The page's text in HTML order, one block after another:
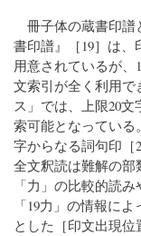
冊子体の蔵書印譜
書印譜』［19］は
用意されているが、
文索引が全く利用
ス」では、上限20
索可能となっている
字からなる詞句印［
全文釈読は難解の部
「力」の比較的読
「19力」の情報に
とした［印文出現位